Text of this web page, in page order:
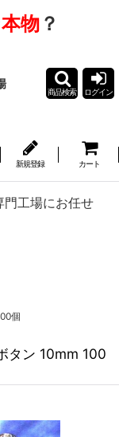
本物？
商品検索 ログイン
新規登録 カート
門工場にお任せ
個
タン 10mm 100